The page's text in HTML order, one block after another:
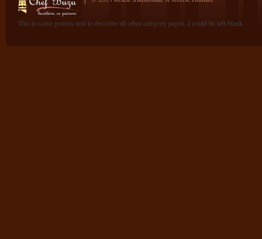
This is some generic text to describe all other category pages, I could be left blank